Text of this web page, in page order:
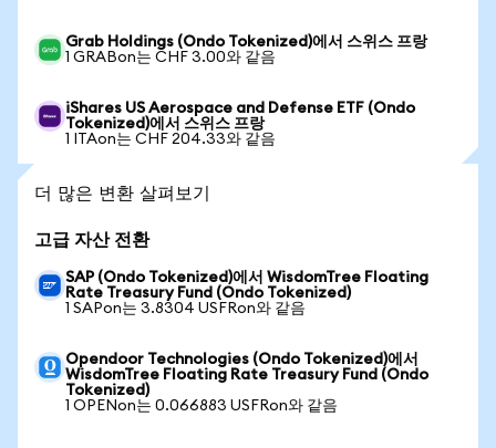
Grab Holdings (Ondo Tokenized)에서 스위스 프랑
1 GRABon는 CHF 3.00와 같음
iShares US Aerospace and Defense ETF (Ondo
Tokenized)에서 스위스 프랑
1 ITAon는 CHF 204.33와 같음
더 많은 변환 살펴보기
고급 자산 전환
SAP (Ondo Tokenized)에서 WisdomTree Floating
Rate Treasury Fund (Ondo Tokenized)
1 SAPon는 3.8304 USFRon와 같음
Opendoor Technologies (Ondo Tokenized)에서
WisdomTree Floating Rate Treasury Fund (Ondo
Tokenized)
1 OPENon는 0.066883 USFRon와 같음